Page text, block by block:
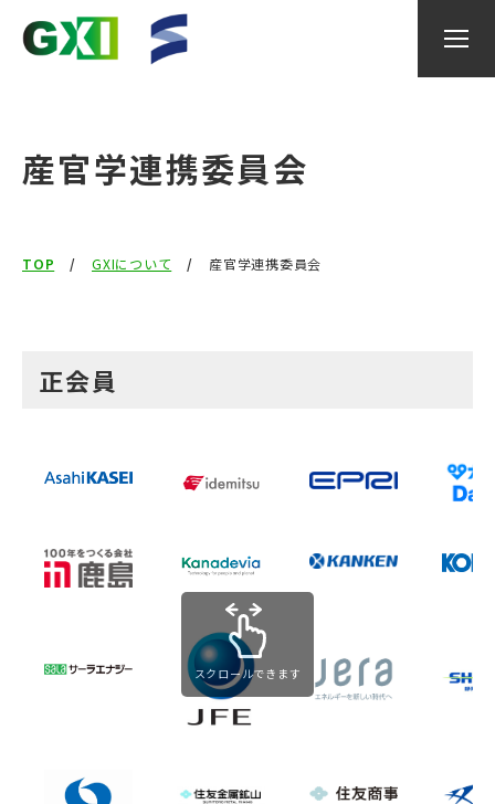
研究内容
イベント
研究コラム
日本語 English
アクセスお問い合わせ
産官学連携委員会
TOP GXIについて 産官学連携委員会
正会員
スクロールできます